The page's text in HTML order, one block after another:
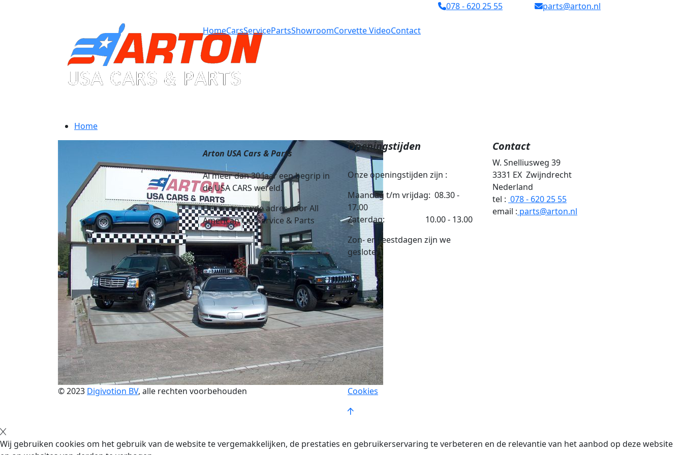
078 - 620 25 55 parts@arton.nl
HomeCarsServicePartsShowroomCorvette VideoContact
Home
Arton USA Cars & Parts
Al meer dan 30 jaar een begrip in
de USA CARS wereld.
Het vertrouwde adres voor All
American Car Service & Parts
Openingstijden
Onze openingstijden zijn :
Maandag t/m vrijdag: 08.30 -
17.00
Zaterdag: 10.00 - 13.00
Zon- en feestdagen zijn we
gesloten.
Contact
W. Snelliusweg 39
3331 EX Zwijndrecht
Nederland
tel : 078 - 620 25 55
email : parts@arton.nl
© 2023 Digivotion BV, alle rechten voorbehouden Cookies
Wij gebruiken cookies om het gebruik van de website te vergemakkelijken, de prestaties en gebruikerservaring te verbeteren en de relevantie van het aanbod op deze website